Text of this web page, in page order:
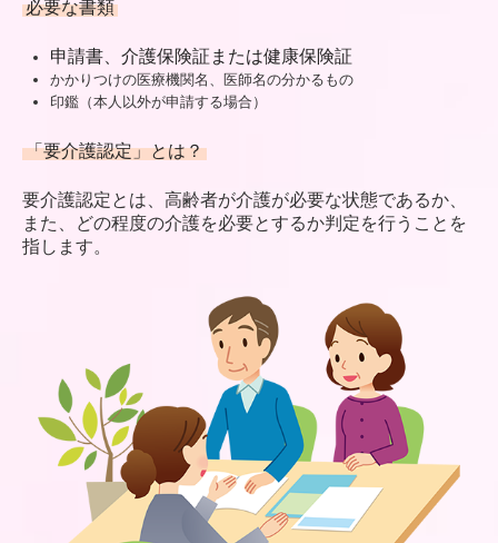
必要な書類
申請書、介護保険証または健康保険証
かかりつけの医療機関名、医師名の分かるもの
印鑑（本人以外が申請する場合）
「要介護認定」とは？
要介護認定とは、高齢者が介護が必要な状態であるか、
また、どの程度の介護を必要とするか判定を行うことを
指します。